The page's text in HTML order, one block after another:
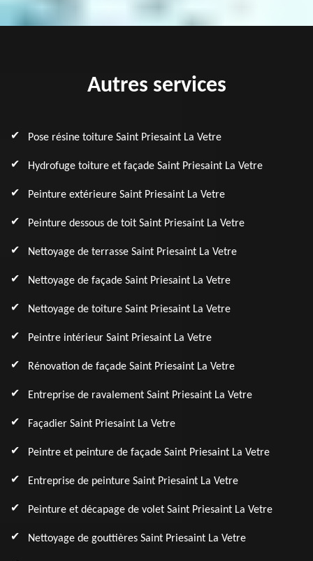
Autres services
Pose résine toiture Saint Priesaint La Vetre
Hydrofuge toiture et façade Saint Priesaint La Vetre
Peinture extérieure Saint Priesaint La Vetre
Peinture dessous de toit Saint Priesaint La Vetre
Nettoyage de terrasse Saint Priesaint La Vetre
Nettoyage de façade Saint Priesaint La Vetre
Nettoyage de toiture Saint Priesaint La Vetre
Peintre intérieur Saint Priesaint La Vetre
Rénovation de façade Saint Priesaint La Vetre
Entreprise de ravalement Saint Priesaint La Vetre
Façadier Saint Priesaint La Vetre
Peintre et peinture de façade Saint Priesaint La Vetre
Entreprise de peinture Saint Priesaint La Vetre
Peinture et décapage de volet Saint Priesaint La Vetre
Nettoyage de gouttières Saint Priesaint La Vetre